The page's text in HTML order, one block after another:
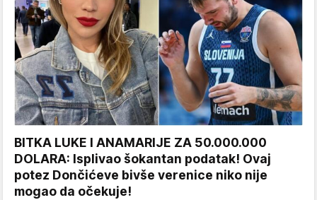
BITKA LUKE I ANAMARIJE ZA 50.000.000
DOLARA: Isplivao šokantan podatak! Ovaj
potez Dončićeve bivše verenice niko nije
mogao da očekuje!